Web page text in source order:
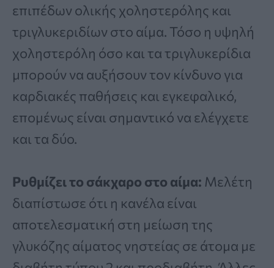
επιπέδων ολικής χοληστερόλης και
τριγλυκεριδίων στο αίμα. Τόσο η υψηλή
χοληστερόλη όσο και τα τριγλυκερίδια
μπορούν να αυξήσουν τον κίνδυνο για
καρδιακές παθήσεις και εγκεφαλικό,
επομένως είναι σημαντικό να ελέγχετε
και τα δύο.
Ρυθμίζει το σάκχαρο στο αίμα: Μελέτη
διαπίστωσε ότι η κανέλα είναι
αποτελεσματική στη μείωση της
γλυκόζης αίματος νηστείας σε άτομα με